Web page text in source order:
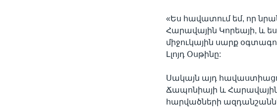
«Ես հավատում եմ, որ
Հարավային Կորեայի, և
միջուկային սարք
Լլոյդ Օսթինը:
Սակայն այդ
Ճապոնիայի և Հարավային
հարվածների